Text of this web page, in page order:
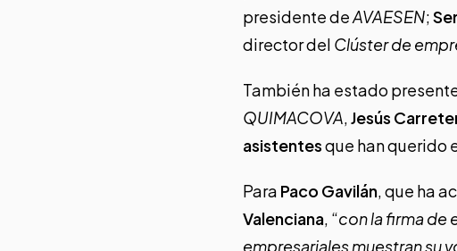
presidente deAVAESEN;
director del Clúster de
También ha estado
QUIMACOVA,Jesús
asistentesque han querido
Para Paco Gavilán, que ha
Valenciana, “con la firma de
empresariales muestran su